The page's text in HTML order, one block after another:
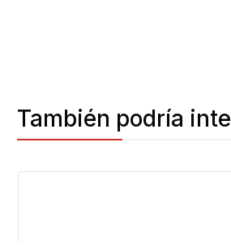
También podría